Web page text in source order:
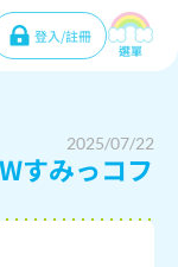
登入/註冊
選單
2025/07/22
すみっコフ